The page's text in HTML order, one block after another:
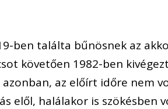
ben találta bűnösnek az
követően 1982-ben
az előírt időre nem
elől, halálakor is szökésben